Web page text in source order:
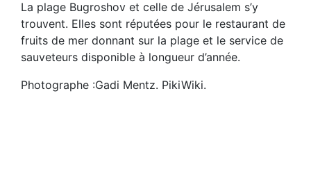
La plage Bugroshov et celle de Jérusalem s’y
trouvent. Elles sont réputées pour le restaurant de
fruits de mer donnant sur la plage et le service de
sauveteurs disponible à longueur d’année.
Photographe :Gadi Mentz. PikiWiki.